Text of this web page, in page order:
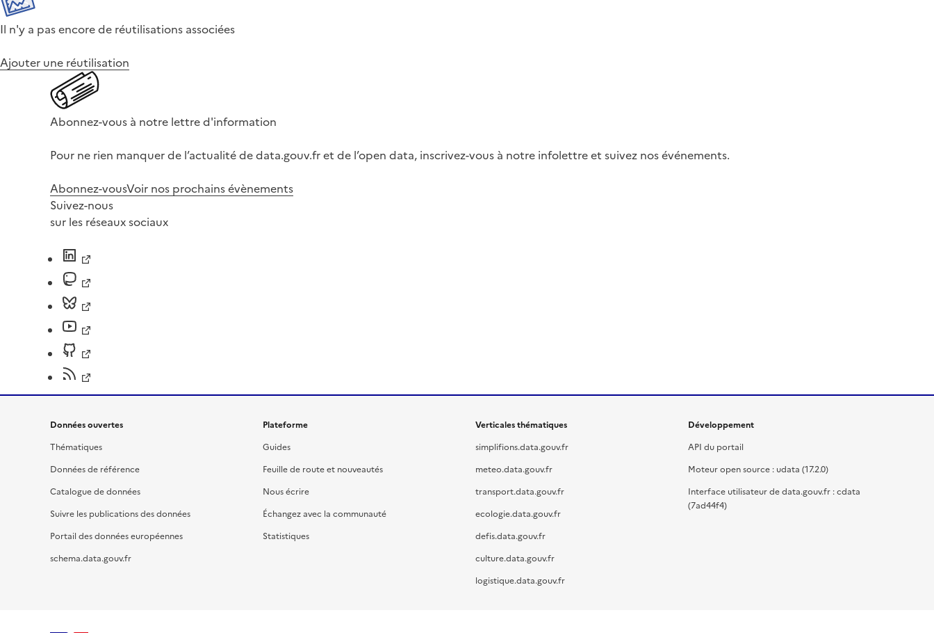
Il n'y a pas encore de réutilisations associées
Ajouter une réutilisation
Abonnez-vous à notre lettre d'information
Pour ne rien manquer de l’actualité de data.gouv.fr et de l’open data, inscrivez-vous à notre infolettre et suivez nos événements.
Abonnez-vousVoir nos prochains évènements
Suivez-nous
sur les réseaux sociaux
Données ouvertes
Thématiques
Données de référence
Catalogue de données
Suivre les publications des données
Portail des données européennes
schema.data.gouv.fr
Plateforme
Guides
Feuille de route et nouveautés
Nous écrire
Échangez avec la communauté
Statistiques
Verticales thématiques
simplifions.data.gouv.fr
meteo.data.gouv.fr
transport.data.gouv.fr
ecologie.data.gouv.fr
defis.data.gouv.fr
culture.data.gouv.fr
logistique.data.gouv.fr
Développement
API du portail
Moteur open source : udata (17.2.0)
Interface utilisateur de data.gouv.fr : cdata
(7ad44f4)